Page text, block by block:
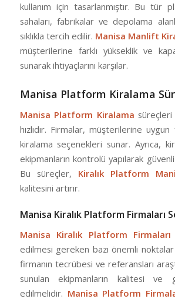
kullanım için tasarlanmıştır. Bu tür
sahaları, fabrikalar ve depolama
sıklıkla tercih edilir. Manisa Manlift
müşterilerine farklı yükseklik ve
sunarak ihtiyaçlarını karşılar.
Manisa Platform Kiralama
Manisa Platform Kiralama
hızlıdır. Firmalar, müşterilerine
kiralama seçenekleri sunar. Ayrıca,
ekipmanların kontrolü yapılarak güvenli
Bu süreçler, Kiralık Platform
kalitesini artırır.
Manisa Kiralık Platform Firmaları
Manisa Kiralık Platform Firmaları
edilmesi gereken bazı önemli noktalar
firmanın tecrübesi ve referansları
sunulan ekipmanların kalitesi ve
edilmelidir. Manisa Platform